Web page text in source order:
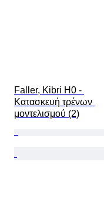
Faller, Kibri H0 -
Κατασκευή τρένων
μοντελισμού (2)